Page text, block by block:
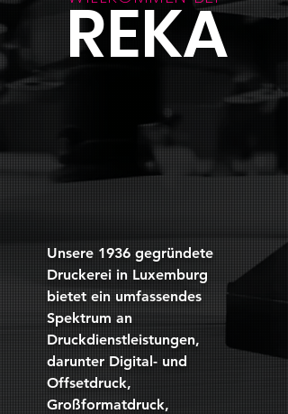
REKA
Unsere 1936 gegründete
Druckerei in Luxemburg
bietet ein umfassendes
Spektrum an
Druckdienstleistungen,
darunter Digital- und
Offsetdruck,
Großformatdruck,